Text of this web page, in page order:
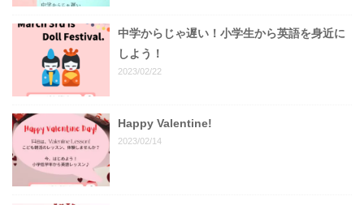
中学からじゃ遅い！小学生から英語を身近に
しよう！
2023/02/22
Happy Valentine!
2023/02/14